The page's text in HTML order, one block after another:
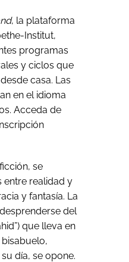
, la plataforma
Institut,
programas
y ciclos que
casa. Las
en el idioma
Acceda de
se
entre realidad y
y fantasía. La
del
que lleva en
día, se opone.